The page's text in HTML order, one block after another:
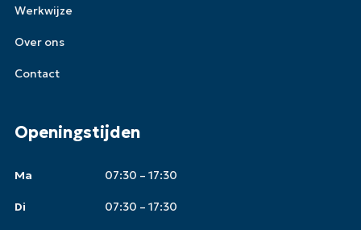
Werkwijze
Over ons
Contact
Openingstijden
Ma 07:30 – 17:30
Di 07:30 – 17:30